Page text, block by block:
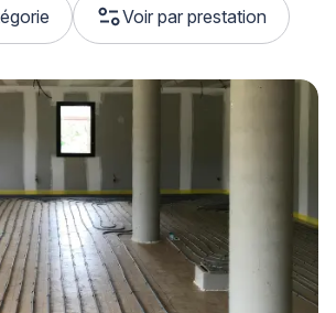
Voir par prestation